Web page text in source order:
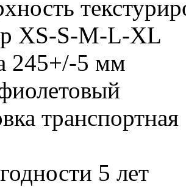
XS-S-M-L-XL
245+/-5 мм
транспортная
5 лет